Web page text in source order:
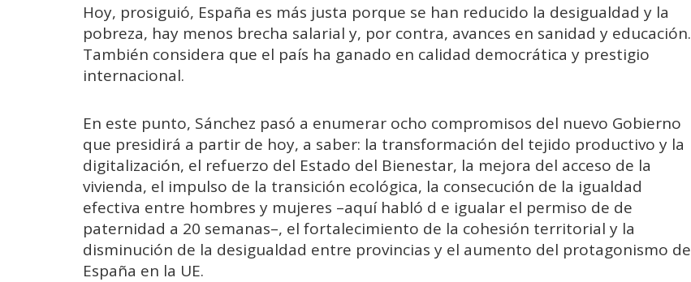
Hoy, prosiguió, España es más justa porque se han reducido la desigualdad y la
pobreza, hay menos brecha salarial y, por contra, avances en sanidad y educación.
También considera que el país ha ganado en calidad democrática y prestigio
internacional.
En este punto, Sánchez pasó a enumerar ocho compromisos del nuevo Gobierno
que presidirá a partir de hoy, a saber: la transformación del tejido productivo y la
digitalización, el refuerzo del Estado del Bienestar, la mejora del acceso de la
vivienda, el impulso de la transición ecológica, la consecución de la igualdad
efectiva entre hombres y mujeres –aquí habló d e igualar el permiso de de
paternidad a 20 semanas–, el fortalecimiento de la cohesión territorial y la
disminución de la desigualdad entre provincias y el aumento del protagonismo de
España en la UE.